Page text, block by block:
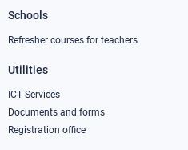
Schools
Refresher courses for teachers
Utilities
ICT Services
Documents and forms
Registration office